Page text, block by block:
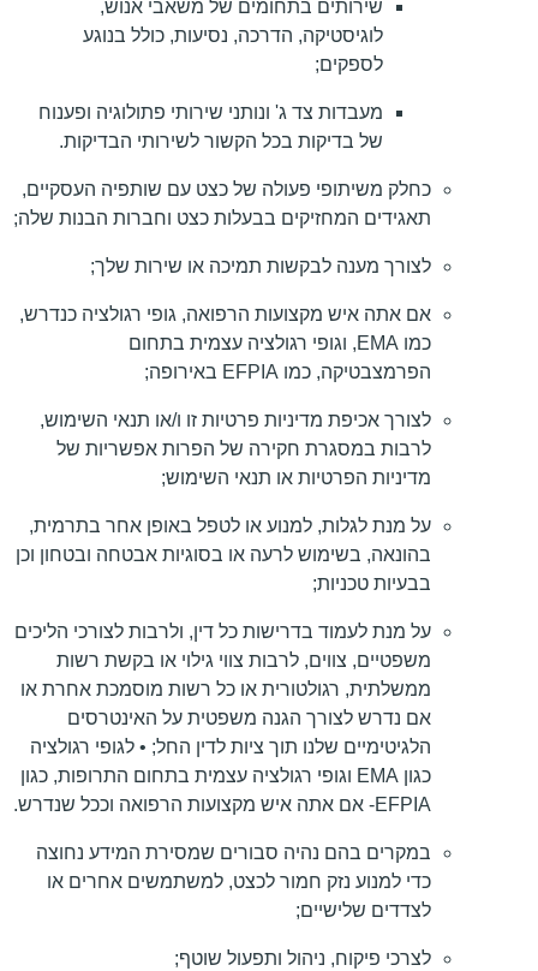
שירותים בתחומים של משאבי אנוש,
לוגיסטיקה, הדרכה, נסיעות, כולל בנוגע
לספקים;
מעבדות צד ג' ונותני שירותי פתולוגיה ופענוח
של בדיקות בכל הקשור לשירותי הבדיקות.
כחלק משיתופי פעולה של כצט עם שותפיה העסקיים,
תאגידים המחזיקים בבעלות כצט וחברות הבנות שלה;
לצורך מענה לבקשות תמיכה או שירות שלך;
אם אתה איש מקצועות הרפואה, גופי רגולציה כנדרש,
כמו EMA, וגופי רגולציה עצמית בתחום
הפרמצבטיקה, כמו EFPIA באירופה;
לצורך אכיפת מדיניות פרטיות זו ו/או תנאי השימוש,
לרבות במסגרת חקירה של הפרות אפשריות של
מדיניות הפרטיות או תנאי השימוש;
על מנת לגלות, למנוע או לטפל באופן אחר בתרמית,
בהונאה, בשימוש לרעה או בסוגיות אבטחה ובטחון וכן
בבעיות טכניות;
על מנת לעמוד בדרישות כל דין, ולרבות לצורכי הליכים
משפטיים, צווים, לרבות צווי גילוי או בקשת רשות
ממשלתית, רגולטורית או כל רשות מוסמכת אחרת או
אם נדרש לצורך הגנה משפטית על האינטרסים
הלגיטימיים שלנו תוך ציות לדין החל; • לגופי רגולציה
כגון EMA וגופי רגולציה עצמית בתחום התרופות, כגון
EFPIA- אם אתה איש מקצועות הרפואה וככל שנדרש.
במקרים בהם נהיה סבורים שמסירת המידע נחוצה
כדי למנוע נזק חמור לכצט, למשתמשים אחרים או
לצדדים שלישיים;
לצרכי פיקוח, ניהול ותפעול שוטף;